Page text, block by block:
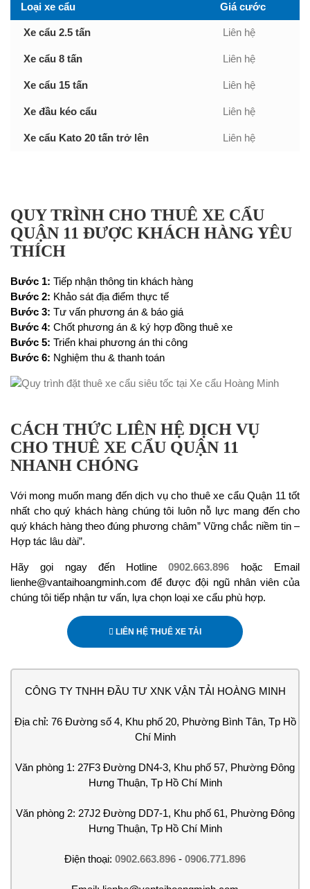
Loại xe cẩu Giá cước
Xe cẩu 2.5 tấn Liên hệ
Xe cẩu 8 tấn Liên hệ
Xe cẩu 15 tấn Liên hệ
Xe đầu kéo cẩu Liên hệ
Xe cẩu Kato 20 tấn trở lên Liên hệ
QUY TRÌNH CHO THUÊ XE CẨU
QUẬN 11 ĐƯỢC KHÁCH HÀNG YÊU
THÍCH
Bước 1: Tiếp nhận thông tin khách hàng
Bước 2: Khảo sát địa điểm thực tế
Bước 3: Tư vấn phương án & báo giá
Bước 4: Chốt phương án & ký hợp đồng thuê xe
Bước 5: Triển khai phương án thi công
Bước 6: Nghiệm thu & thanh toán
CÁCH THỨC LIÊN HỆ DỊCH VỤ
CHO THUÊ XE CẨU QUẬN 11
NHANH CHÓNG
Với mong muốn mang đến dịch vụ cho thuê xe cẩu Quận 11 tốt
nhất cho quý khách hàng chúng tôi luôn nỗ lực mang đến cho
quý khách hàng theo đúng phương châm” Vững chắc niềm tin –
Hợp tác lâu dài”.
Hãy gọi ngay đến Hotline 0902.663.896 hoặc Email
lienhe@vantaihoangminh.com để được đội ngũ nhân viên của
chúng tôi tiếp nhận tư vấn, lựa chọn loại xe cẩu phù hợp.
LIÊN HỆ THUÊ XE TẢI
CÔNG TY TNHH ĐẦU TƯ XNK VẬN TẢI HOÀNG MINH
Địa chỉ: 76 Đường số 4, Khu phố 20, Phường Bình Tân, Tp Hồ
Chí Minh
Văn phòng 1: 27F3 Đường DN4-3, Khu phố 57, Phường Đông
Hưng Thuận, Tp Hồ Chí Minh
Văn phòng 2: 27J2 Đường DD7-1, Khu phố 61, Phường Đông
Hưng Thuận, Tp Hồ Chí Minh
Điện thoại: 0902.663.896 - 0906.771.896